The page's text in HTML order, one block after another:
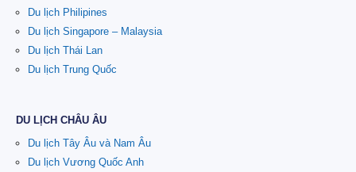
Du lịch Philipines
Du lịch Singapore – Malaysia
Du lịch Thái Lan
Du lịch Trung Quốc
DU LỊCH CHÂU ÂU
Du lịch Tây Âu và Nam Âu
Du lịch Vương Quốc Anh